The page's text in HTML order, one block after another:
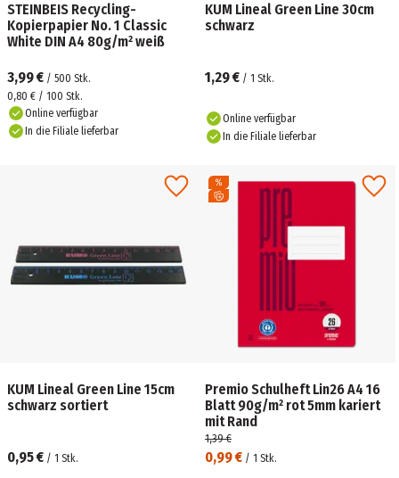
STEINBEIS Recycling-
Kopierpapier No. 1 Classic
White DIN A4 80g/m² weiß
3,99 € / 500 Stk.
0,80 € / 100 Stk.
Online verfügbar
In die Filiale lieferbar
KUM Lineal Green Line 30cm
schwarz
1,29 € / 1 Stk.
Online verfügbar
In die Filiale lieferbar
KUM Lineal Green Line 15cm
schwarz sortiert
0,95 € / 1 Stk.
Premio Schulheft Lin26 A4 16
Blatt 90g/m² rot 5mm kariert
mit Rand
0,99 € / 1 Stk.
1,39 €